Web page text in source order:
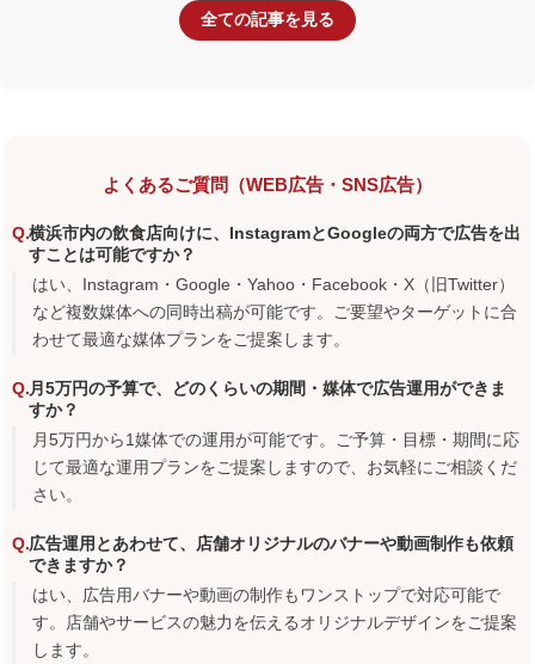
全ての記事を見る
よくあるご質問（WEB広告・SNS広告）
横浜市内の飲食店向けに、InstagramとGoogleの両方で広告を出
すことは可能ですか？
はい、Instagram・Google・Yahoo・Facebook・X（旧Twitter）
など複数媒体への同時出稿が可能です。ご要望やターゲットに合
わせて最適な媒体プランをご提案します。
月5万円の予算で、どのくらいの期間・媒体で広告運用ができま
すか？
月5万円から1媒体での運用が可能です。ご予算・目標・期間に応
じて最適な運用プランをご提案しますので、お気軽にご相談くだ
さい。
広告運用とあわせて、店舗オリジナルのバナーや動画制作も依頼
できますか？
はい、広告用バナーや動画の制作もワンストップで対応可能で
す。店舗やサービスの魅力を伝えるオリジナルデザインをご提案
します。